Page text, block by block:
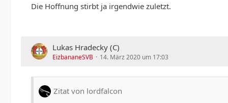
Die Hoffnung stirbt ja irgendwie zuletzt.
Lukas Hradecky (C)
EizbananeSVB 14. März 2020 um 17:03
Zitat von lordfalcon